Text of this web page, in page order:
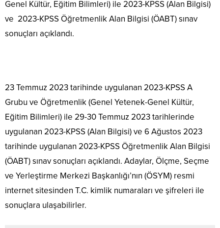
Genel Kültür, Eğitim Bilimleri) ile 2023-KPSS (Alan Bilgisi)
ve 2023-KPSS Öğretmenlik Alan Bilgisi (ÖABT) sınav
sonuçları açıklandı.
23 Temmuz 2023 tarihinde uygulanan 2023-KPSS A
Grubu ve Öğretmenlik (Genel Yetenek-Genel Kültür,
Eğitim Bilimleri) ile 29-30 Temmuz 2023 tarihlerinde
uygulanan 2023-KPSS (Alan Bilgisi) ve 6 Ağustos 2023
tarihinde uygulanan 2023-KPSS Öğretmenlik Alan Bilgisi
(ÖABT) sınav sonuçları açıklandı. Adaylar, Ölçme, Seçme
ve Yerleştirme Merkezi Başkanlığı’nın (ÖSYM) resmi
internet sitesinden T.C. kimlik numaraları ve şifreleri ile
sonuçlara ulaşabilirler.